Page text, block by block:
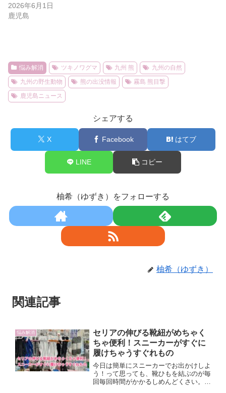
2026年6月1日
鹿児島
悩み解消 ツキノワグマ 九州 熊
九州の自然
九州の野生動物
熊の出没情報
霧島 熊目撃
鹿児島ニュース
シェアする
X Facebook はてブ
LINE コピー
柚希（ゆずき）をフォローする
柚希（ゆずき）
関連記事
悩み解消
セリアの伸びる靴紐がめちゃく
ちゃ便利！スニーカーがすぐに
履けちゃうすぐれもの
今日は簡単にスニーカーでお出かけしよ
う！って思っても、靴ひもを結ぶのが毎
回毎回時間がかかるしめんどくさい。そ